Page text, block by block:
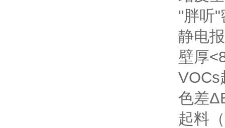
"胖听"
静电
壁厚
VOCs
色差
起料